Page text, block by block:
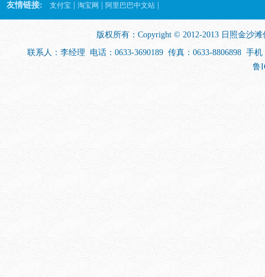
友情链接: 支付宝 淘宝网 阿里巴巴中文站
版权所有：Copyright © 2012-2013 日照金沙
联系人：李经理 电话：0633-3690189 传真：0633-8806898 手
鲁